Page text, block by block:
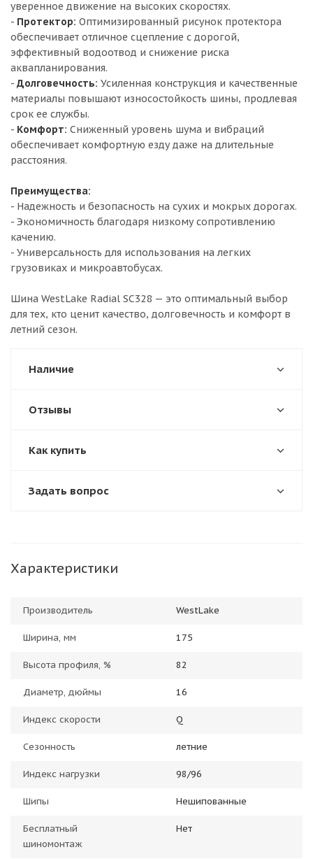
уверенное движение на высоких скоростях.
- Протектор: Оптимизированный рисунок протектора
обеспечивает отличное сцепление с дорогой,
эффективный водоотвод и снижение риска
аквапланирования.
- Долговечность: Усиленная конструкция и качественные
материалы повышают износостойкость шины, продлевая
срок ее службы.
- Комфорт: Сниженный уровень шума и вибраций
обеспечивает комфортную езду даже на длительные
расстояния.
Преимущества:
- Надежность и безопасность на сухих и мокрых дорогах.
- Экономичность благодаря низкому сопротивлению
качению.
- Универсальность для использования на легких
грузовиках и микроавтобусах.
Шина WestLake Radial SC328 — это оптимальный выбор
для тех, кто ценит качество, долговечность и комфорт в
летний сезон.
Наличие
Отзывы
Как купить
Задать вопрос
Характеристики
Производитель WestLake
Ширина, мм 175
Высота профиля, % 82
Диаметр, дюймы 16
Индекс скорости Q
Сезонность летние
Индекс нагрузки 98/96
Шипы Нешипованные
Бесплатный
шиномонтаж
Нет